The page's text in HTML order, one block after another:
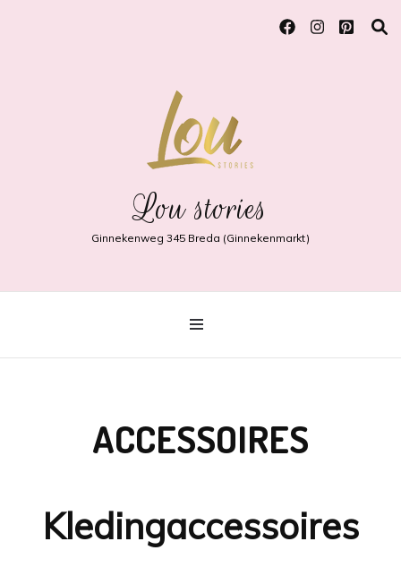
Lou stories
Ginnekenweg 345 Breda (Ginnekenmarkt)
ACCESSOIRES
Kledingaccessoires